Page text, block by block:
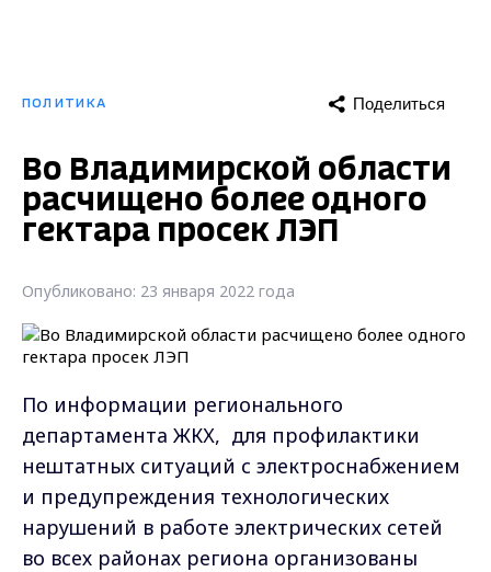
ПОЛИТИКА Поделиться
Во Владимирской области
расчищено более одного
гектара просек ЛЭП
Опубликовано: 23 января 2022 года
По информации регионального
департамента ЖКХ, для профилактики
нештатных ситуаций с электроснабжением
и предупреждения технологических
нарушений в работе электрических сетей
во всех районах региона организованы